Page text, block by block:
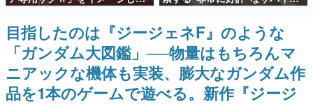
事をまとめました。
ゲームの企画書
名作ゲームクリエイターの方々に製作時のエピソードをお
聞きし、ヒットする企画（ゲーム）とは何か？を探ってい
きます。
赫本
この物語を解いてはいけない。『赫本』は、〈試験問題〉
散水ホースリールが予約開始。
本体にはシャアのパーソナルマ
ークやジオン公国軍のエンブレ
ム、型式番号などを配置
ルゲーム『Breathedge』が無
料で配布中。入手できる期間は8
月10日まで
目指したのは『ジージェネF』のような
「ガンダム大図鑑」──物量はもちろんマ
ニアックな機体も実装、膨大なガンダム作
品を1本のゲームで遊べる。新作『ジージ